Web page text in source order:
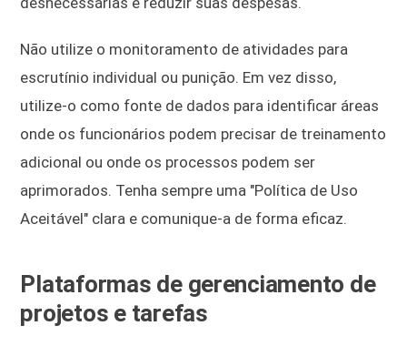
Não utilize o monitoramento de atividades para
escrutínio individual ou punição. Em vez disso,
utilize-o como fonte de dados para identificar áreas
onde os funcionários podem precisar de treinamento
adicional ou onde os processos podem ser
aprimorados. Tenha sempre uma "Política de Uso
Aceitável" clara e comunique-a de forma eficaz.
Plataformas de gerenciamento de
projetos e tarefas